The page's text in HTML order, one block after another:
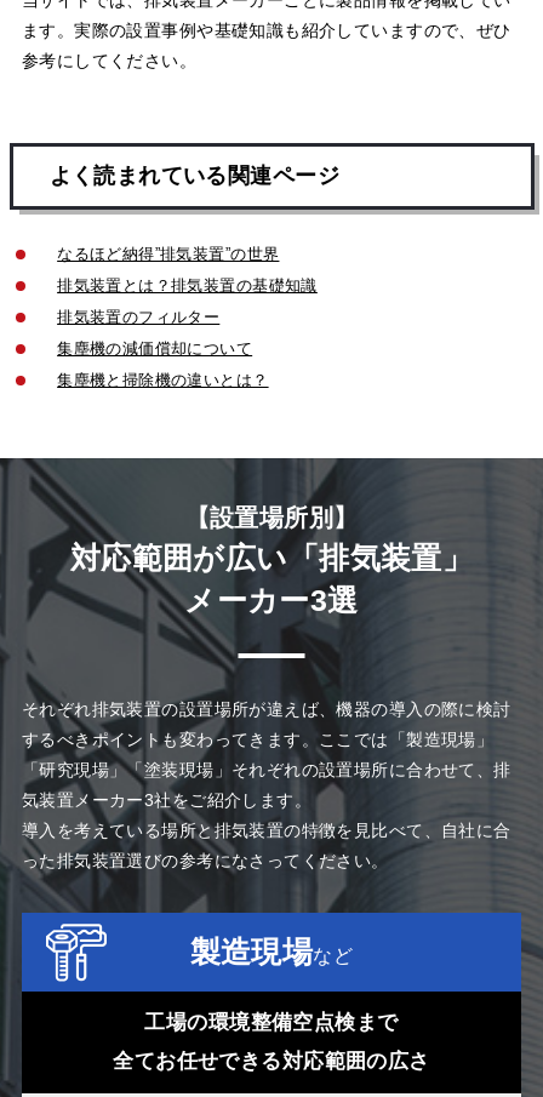
ます。実際の設置事例や基礎知識も紹介していますので、ぜひ
参考にしてください。
よく読まれている関連ページ
なるほど納得”排気装置”の世界
排気装置とは？排気装置の基礎知識
排気装置のフィルター
集塵機の減価償却について
集塵機と掃除機の違いとは？
【設置場所別】
対応範囲が広い「排気装置」
メーカー3選
それぞれ排気装置の設置場所が違えば、機器の導入の際に検討
するべきポイントも変わってきます。ここでは「製造現場」
「研究現場」「塗装現場」それぞれの設置場所に合わせて、排
気装置メーカー3社をご紹介します。
導入を考えている場所と排気装置の特徴を見比べて、自社に合
った排気装置選びの参考になさってください。
製造現場など
工場の環境整備空点検まで
全てお任せできる対応範囲の広さ